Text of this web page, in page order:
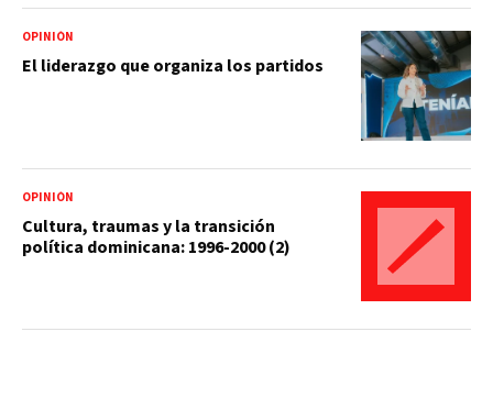
OPINIÓN
El liderazgo que organiza los partidos
OPINIÓN
Cultura, traumas y la transición
política dominicana: 1996-2000 (2)